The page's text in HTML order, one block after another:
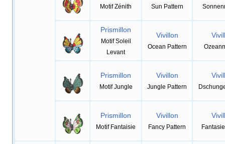
Motif Zénith Sun Pattern
Prismillon
Motif Soleil
Levant
Vivillon
Ocean Pattern
Prismillon
Motif Jungle
Vivillon
Jungle Pattern
Prismillon
Motif Fantaisie
Vivillon
Fancy Pattern